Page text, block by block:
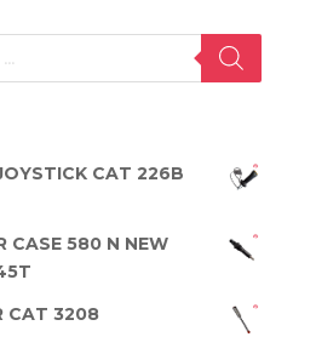
CAT 226B
CASE 580 N NEW
CAT 3208